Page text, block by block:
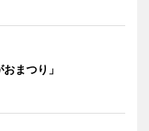
まつり」